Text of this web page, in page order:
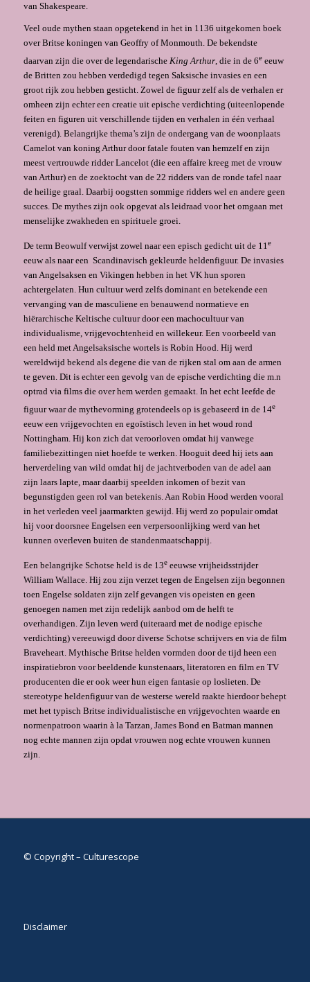
van Shakespeare.
Veel oude mythen staan opgetekend in het in 1136 uitgekomen boek
over Britse koningen van Geoffry of Monmouth. De bekendste
daarvan zijn die over de legendarische King Arthur, die in de 6eeeuw
de Britten zou hebben verdedigd tegen Saksische invasies en een
groot rijk zou hebben gesticht. Zowel de figuur zelf als de verhalen er
omheen zijn echter een creatie uit epische verdichting (uiteenlopende
feiten en figuren uit verschillende tijden en verhalen in één verhaal
verenigd). Belangrijke thema’s zijn de ondergang van de woonplaats
Camelot van koning Arthur door fatale fouten van hemzelf en zijn
meest vertrouwde ridder Lancelot (die een affaire kreeg met de vrouw
van Arthur) en de zoektocht van de 22 ridders van de ronde tafel naar
de heilige graal. Daarbij oogstten sommige ridders wel en andere geen
succes. De mythes zijn ook opgevat als leidraad voor het omgaan met
menselijke zwakheden en spirituele groei.
De term Beowulf verwijst zowel naar een episch gedicht uit de 11e
eeuw als naar een Scandinavisch gekleurde heldenfiguur. De invasies
van Angelsaksen en Vikingen hebben in het VK hun sporen
achtergelaten. Hun cultuur werd zelfs dominant en betekende een
vervanging van de masculiene en benauwend normatieve en
hiërarchische Keltische cultuur door een machocultuur van
individualisme, vrijgevochtenheid en willekeur. Een voorbeeld van
een held met Angelsaksische wortels is Robin Hood. Hij werd
wereldwijd bekend als degene die van de rijken stal om aan de armen
te geven. Dit is echter een gevolg van de epische verdichting die m.n
optrad via films die over hem werden gemaakt. In het echt leefde de
figuur waar de mythevorming grotendeels op is gebaseerd in de 14e
eeuw een vrijgevochten en egoïstisch leven in het woud rond
Nottingham. Hij kon zich dat veroorloven omdat hij vanwege
familiebezittingen niet hoefde te werken. Hooguit deed hij iets aan
herverdeling van wild omdat hij de jachtverboden van de adel aan
zijn laars lapte, maar daarbij speelden inkomen of bezit van
begunstigden geen rol van betekenis. Aan Robin Hood werden vooral
in het verleden veel jaarmarkten gewijd. Hij werd zo populair omdat
hij voor doorsnee Engelsen een verpersoonlijking werd van het
kunnen overleven buiten de standenmaatschappij.
Een belangrijke Schotse held is de 13eeeuwse vrijheidsstrijder
William Wallace. Hij zou zijn verzet tegen de Engelsen zijn begonnen
toen Engelse soldaten zijn zelf gevangen vis opeisten en geen
genoegen namen met zijn redelijk aanbod om de helft te
overhandigen. Zijn leven werd (uiteraard met de nodige epische
verdichting) vereeuwigd door diverse Schotse schrijvers en via de film
Braveheart. Mythische Britse helden vormden door de tijd heen een
inspiratiebron voor beeldende kunstenaars, literatoren en film en TV
producenten die er ook weer hun eigen fantasie op loslieten. De
stereotype heldenfiguur van de westerse wereld raakte hierdoor behept
met het typisch Britse individualistische en vrijgevochten waarde en
normenpatroon waarin à la Tarzan, James Bond en Batman mannen
nog echte mannen zijn opdat vrouwen nog echte vrouwen kunnen
zijn.
© Copyright – Culturescope
Disclaimer